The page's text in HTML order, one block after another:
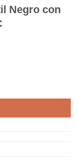
Negro con
Home y